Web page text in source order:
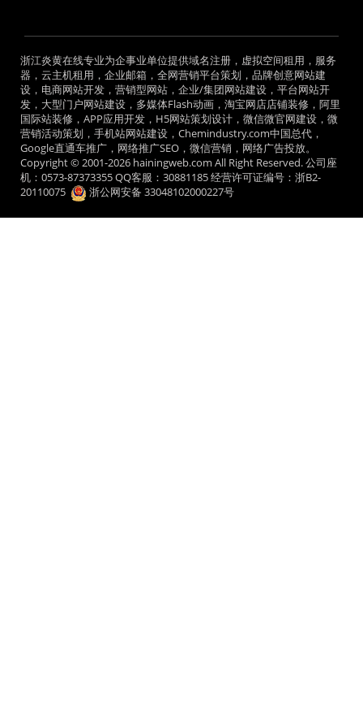
浙江炎黄在线专业为企事业单位提供域名注册，虚拟空间租用，服务
器，云主机租用，企业邮箱，全网营销平台策划，品牌创意网站建
设，电商网站开发，营销型网站，企业/集团网站建设，平台网站开
发，大型门户网站建设，多媒体Flash动画，淘宝网店店铺装修，阿里
国际站装修，APP应用开发，H5网站策划设计，微信微官网建设，微
营销活动策划，手机站网站建设，Chemindustry.com中国总代，
Google直通车推广，网络推广SEO，微信营销，网络广告投放。
Copyright © 2001-2026 hainingweb.com All Right Reserved. 公司座
机：0573-87373355 QQ客服：30881185 经营许可证编号： 浙B2-
20110075
浙公网安备 33048102000227号